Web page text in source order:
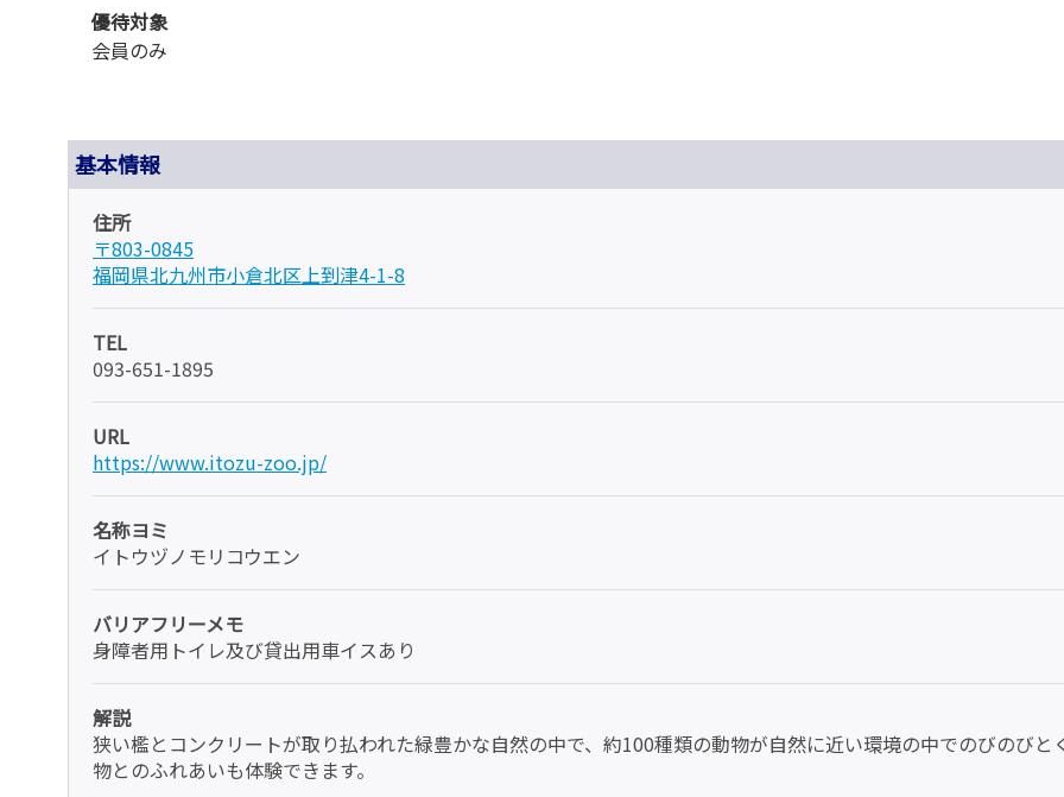
優待対象
会員のみ
基本情報
住所
〒803-0845
福岡県北九州市小倉北区上到津4-1-8
TEL
093-651-1895
URL
https://www.itozu-zoo.jp/
名称ヨミ
イトウヅノモリコウエン
バリアフリーメモ
身障者用トイレ及び貸出用車イスあり
解説
狭い檻とコンクリートが取り払われた緑豊かな自然の中で、約100種類の動物が自然に近い環境の中でのびのび
物とのふれあいも体験できます。